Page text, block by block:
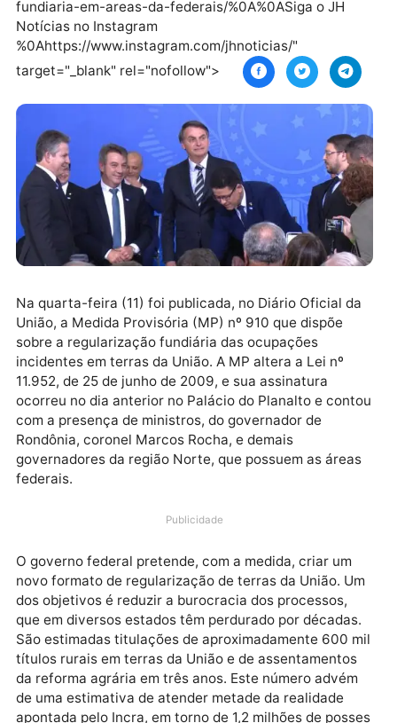
s
_%0A%0Ahttps://jhnoticias.com.br/rondonia/entra-
vigor-a-mp-910-que-trata-da-regulamentacao-
fundiaria-em-areas-da-federais/%0A%0ASiga o JH
%0Ahttps://www.instagram.com/jhnoticias/"
target="_blank" rel="nofollow">
Na quarta-feira (11) foi publicada, no Diário Oficial
União, a Medida Provisória (MP) nº 910 que dispõe
sobre a regularização fundiária das ocupações
incidentes em terras da União. A MP altera a Lei nº
11.952, de 25 de junho de 2009, e sua assinatura
ocorreu no dia anterior no Palácio do Planalto e
Rondônia, coronel Marcos Rocha, e demais
governadores da região Norte, que possuem as
federais.
Publicidade
O governo federal pretende, com a medida, criar um
novo formato de regularização de terras da União.